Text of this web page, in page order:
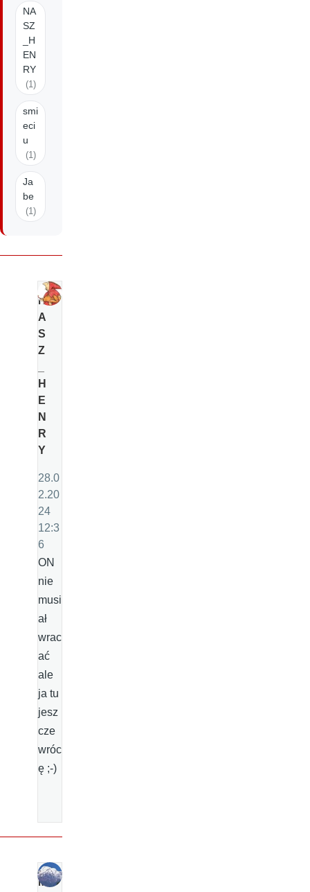
NA
SZ
_H
EN
RY
(1)
smi
eci
u
(1)
Ja
be
(1)
N
A
S
Z
H
E
N
R
Y
28.0
2.20
24
12:3
6
ON
nie
musi
ał
wrac
ać
ale
ja tu
jesz
cze
wróc
ę ;-)
M